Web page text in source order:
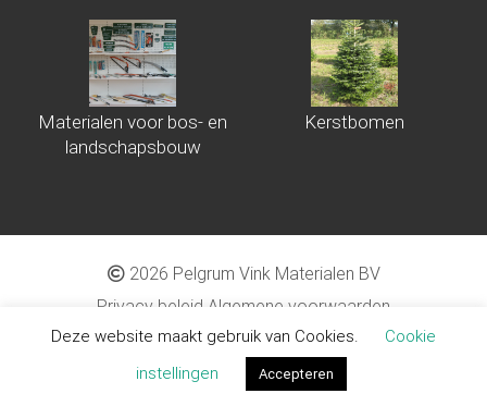
Materialen voor bos- en
landschapsbouw
Kerstbomen
2026 Pelgrum Vink Materialen BV
Privacy beleid Algemene voorwaarden
Proudly made by
Tribal Agency
Deze website maakt gebruik van Cookies.
Cookie
instellingen
Accepteren